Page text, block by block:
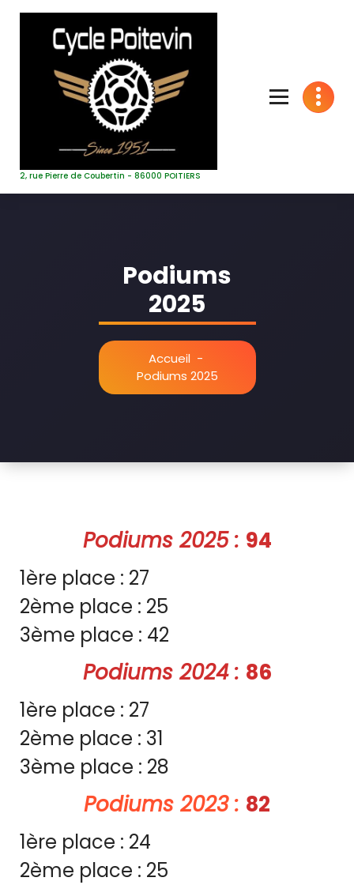
2, rue Pierre de Coubertin - 86000 POITIERS
Podiums
2025
Accueil -
Podiums 2025
Podiums 2025 : 94
1ère place : 27
2ème place : 25
3ème place : 42
Podiums 2024 : 86
1ère place : 27
2ème place : 31
3ème place : 28
Podiums 2023 : 82
1ère place : 24
2ème place : 25